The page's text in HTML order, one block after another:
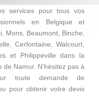
services pour tous vos
en Belgique et
Mons, Beaumont, Binche,
Cerfontaine, Walcourt,
et Philippeville dans la
de Namur. N'hésitez pas à
toute demande de
pour obtenir votre devis